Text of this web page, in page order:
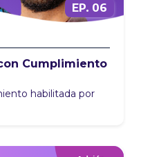
EP. 01
EP. 06
Cumplimiento
habilitada por